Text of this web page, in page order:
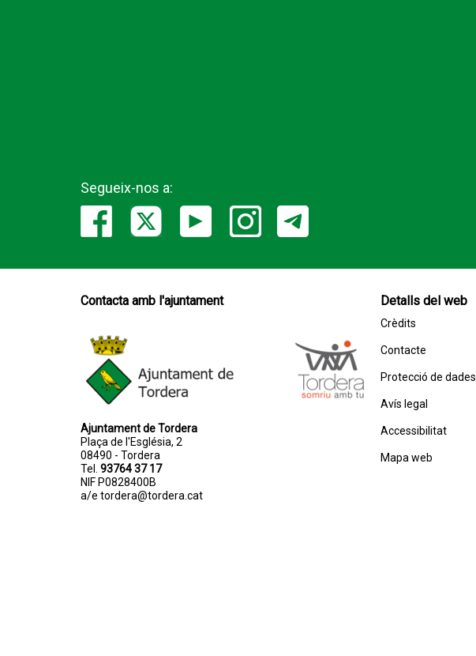
Segueix-nos a:
Contacta amb l'ajuntament
Ajuntament de Tordera
Plaça de l'Església, 2
08490 - Tordera
Tel. 93764 37 17
NIF P0828400B
a/e tordera@tordera.cat
Detalls del web
Crèdits
Contacte
Protecció de dades
Avís legal
Accessibilitat
Mapa web